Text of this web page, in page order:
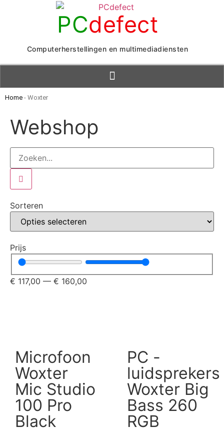
PCdefect
Computerherstellingen en multimediadiensten
Home - Woxter
Webshop
Sorteren
Prijs
€ 117,00 — € 160,00
Microfoon
Woxter
Mic Studio
100 Pro
Black
PC -
luidsprekers
Woxter Big
Bass 260
RGB